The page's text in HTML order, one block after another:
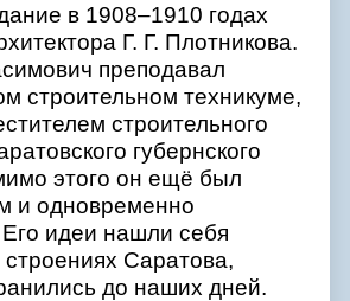
в 1908–1910 годах
Г. Г. Плотникова.
преподавал
строительном техникуме,
строительного
губернского
этого он ещё был
и одновременно
идеи нашли себя
строениях Саратова,
до наших дней.